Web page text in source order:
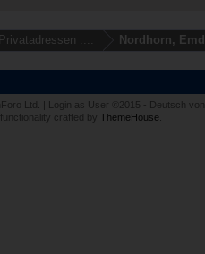
::.. Nordhorn,
Ltd. | Login as User ©2015 - Deutsch
crafted by ThemeHouse